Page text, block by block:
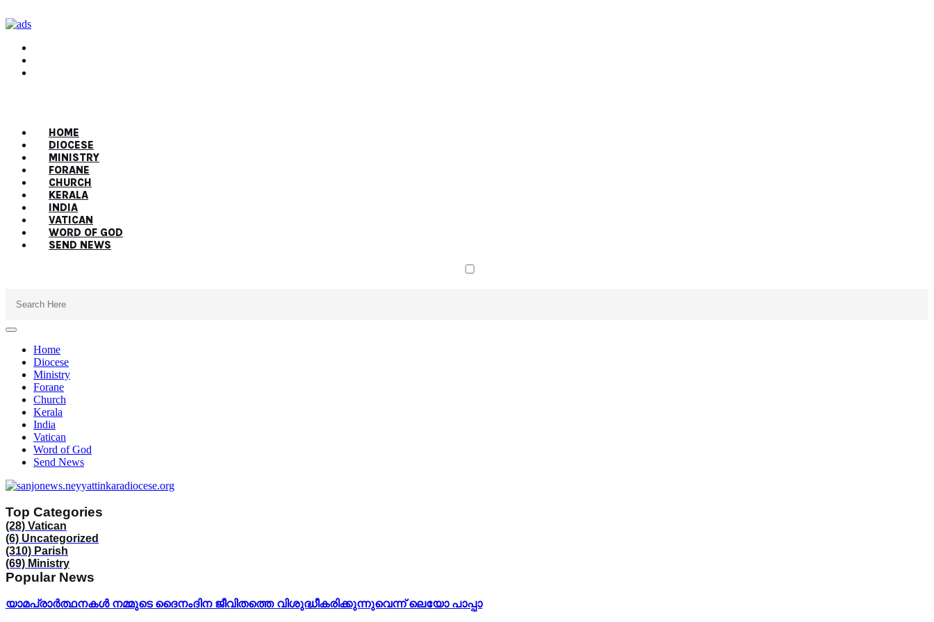
HOME
DIOCESE
MINISTRY
FORANE
CHURCH
KERALA
INDIA
VATICAN
WORD OF GOD
SEND NEWS
Home
Diocese
Ministry
Forane
Church
Kerala
India
Vatican
Word of God
Send News
Top Categories
(28) Vatican
(6) Uncategorized
(310) Parish
(69) Ministry
Popular News
യാമപ്രാർത്ഥനകൾ നമ്മുടെ ദൈനംദിന ജീവിതത്തെ വിശുദ്ധീകരിക്കുന്നുവെന്ന് ലെയോ പാപ്പാ